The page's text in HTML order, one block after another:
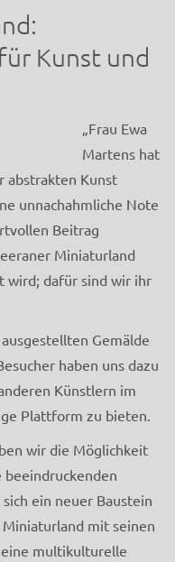
Kunst und
„Frau Ewa
Martens hat
abstrakten Kunst
unnachahmliche Note
Beitrag
Miniaturland
wird; dafür sind wir ihr
Gemälde
haben uns dazu
Künstlern im
Plattform zu bieten.
wir die Möglichkeit
beeindruckenden
ein neuer Baustein
mit seinen
multikulturelle